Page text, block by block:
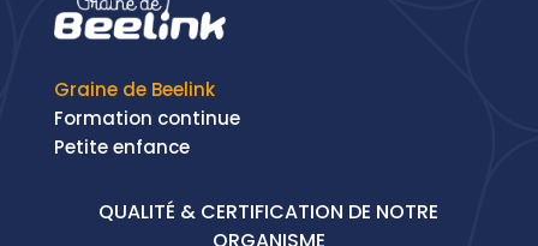
Graine de Beelink
Formation continue
Petite enfance
QUALITÉ & CERTIFICATION DE NOTRE
ORGANISME